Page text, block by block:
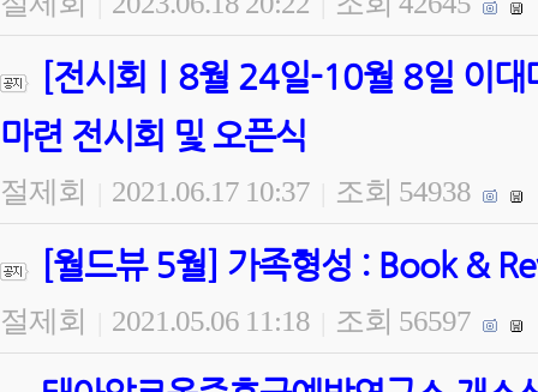
[전시회ㅣ8월 24일-10월 8일 이
마련 전시회 및 오픈식
절제회 2021.06.17 10:37 조회 54938
[월드뷰 5월] 가족형성 : Book &
절제회 2021.05.06 11:18 조회 56597